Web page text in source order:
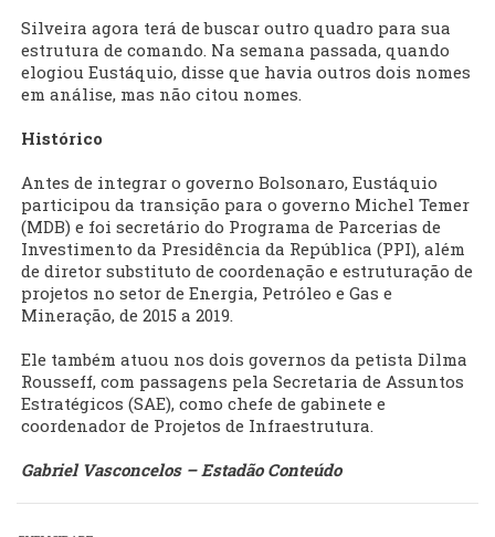
Silveira agora terá de buscar outro quadro para sua
estrutura de comando. Na semana passada, quando
elogiou Eustáquio, disse que havia outros dois nomes
em análise, mas não citou nomes.
Histórico
Antes de integrar o governo Bolsonaro, Eustáquio
participou da transição para o governo Michel Temer
(MDB) e foi secretário do Programa de Parcerias de
Investimento da Presidência da República (PPI), além
de diretor substituto de coordenação e estruturação de
projetos no setor de Energia, Petróleo e Gas e
Mineração, de 2015 a 2019.
Ele também atuou nos dois governos da petista Dilma
Rousseff, com passagens pela Secretaria de Assuntos
Estratégicos (SAE), como chefe de gabinete e
coordenador de Projetos de Infraestrutura.
Gabriel Vasconcelos – Estadão Conteúdo